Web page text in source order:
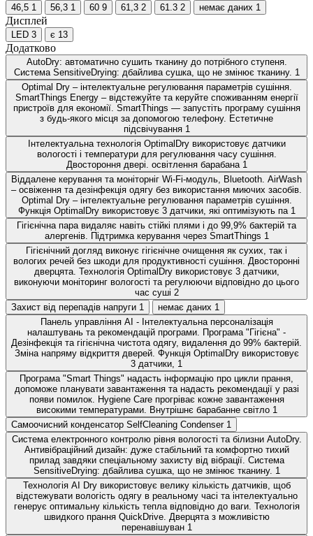
46,5 1 56,3 1 60 9 61,3 2 61.3 2 немає даних 1
Дисплей
LED 3 є 13
Додатково
AutoDry: автоматично сушить тканину до потрібного ступеня.
Система SensitiveDrying: дбайлива сушка, що не змінює тканину. 1
Optimal Dry – інтелектуальне регулювання параметрів сушіння.
SmartThings Energy – відстежуйте та керуйте споживанням енергії
пристроїв для економії. SmartThings — запустіть програму сушіння
з будь-якого місця за допомогою телефону. Естетичне
підсвічування 1
Інтелектуальна технологія OptimalDry використовує датчики
вологості і температури для регулювання часу сушіння.
Двостороння двері. освітлення барабана 1
Віддалене керування та моніторніг Wi-Fi-модуль, Bluetooth. AirWash
– освіження та дезінфекція одягу без використання миючих засобів.
Optimal Dry – інтелектуальне регулювання параметрів сушіння.
Функція OptimalDry використовує 3 датчики, які оптимізують па 1
Гігієнічна пара видаляє навіть стійкі плями і до 99,9% бактерій та
алергенів. Підтримка керування через SmartThings 1
Гігієнічний догляд виконує гігієнічне очищення як сухих, так і
вологих речей без шкоди для продуктивності сушіння. Двосторонні
дверцята. Технологія OptimalDry використовує 3 датчики,
виконуючи моніторинг вологості та регулюючи відповідно до цього
час суші 2
Захист від перепадів напруги 1 немає даних 1
Панель управління AI - Інтелектуальна персоналізація
налаштувань та рекомендацій програми. Програма "Гігієна" -
Дезінфекція та гігієнічна чистота одягу, видалення до 99% бактерій.
Зміна напряму відкриття дверей. Функція OptimalDry використовує
3 датчики, 1
Програма "Smart Things" надасть інформацію про цикли прання,
допоможе планувати завантаження та надасть рекомендації у разі
появи помилок. Hygiene Care прогріває кожне завантаження
високими температурами. Внутрішнє барабанне світло 1
Самоочисний конденсатор SelfCleaning Condenser 1
Система електронного контролю рівня вологості та білизни AutoDry.
Антивібраційний дизайн: дуже стабільний та комфортно тихий
прилад завдяки спеціальному захисту від вібрації. Система
SensitiveDrying: дбайлива сушка, що не змінює тканину. 1
Технологія AI Dry використовує велику кількість датчиків, щоб
відстежувати вологість одягу в реальному часі та інтелектуально
генерує оптимальну кількість тепла відповідно до ваги. Технологія
швидкого прання QuickDrive. Дверцята з можливістю
перенавішуван 1